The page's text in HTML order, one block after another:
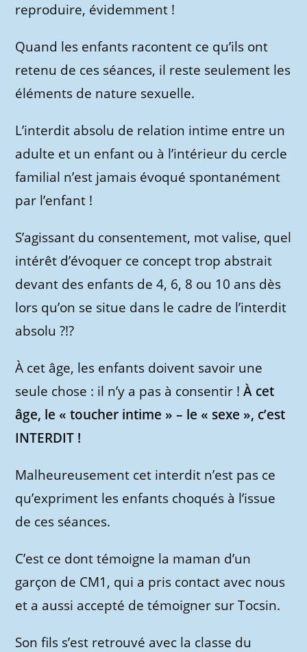
reproduire, évidemment !
Quand les enfants racontent ce qu’ils ont
retenu de ces séances, il reste seulement les
éléments de nature sexuelle.
L’interdit absolu de relation intime entre un
adulte et un enfant ou à l’intérieur du cercle
familial n’est jamais évoqué spontanément
par l’enfant !
S’agissant du consentement, mot valise, quel
intérêt d’évoquer ce concept trop abstrait
devant des enfants de 4, 6, 8 ou 10 ans dès
lors qu’on se situe dans le cadre de l’interdit
absolu ?!?
À cet âge, les enfants doivent savoir une
seule chose : il n’y a pas à consentir !À cet
âge, le « toucher intime » – le « sexe », c’est
INTERDIT !
Malheureusement cet interdit n’est pas ce
qu’expriment les enfants choqués à l’issue
de ces séances.
C’est ce dont témoigne la maman d’un
garçon de CM1, qui a pris contact avec nous
et a aussi accepté de témoigner sur Tocsin.
Son fils s’est retrouvé avec la classe du